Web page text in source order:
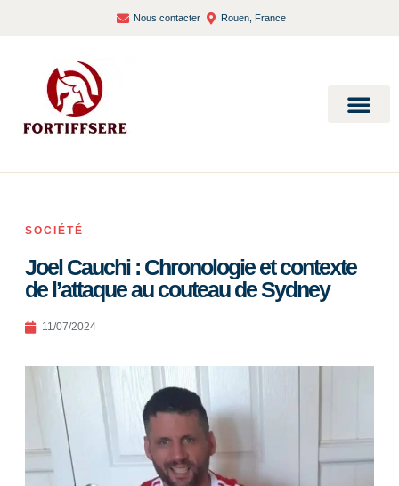
Nous contacter Rouen, France
SOCIÉTÉ
Joel Cauchi : Chronologie et contexte
de l’attaque au couteau de Sydney
11/07/2024